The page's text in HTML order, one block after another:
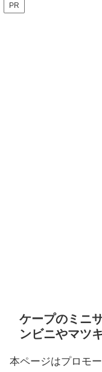
PR
ケープのミニ
ンビニやマツ
本ページはプロモ